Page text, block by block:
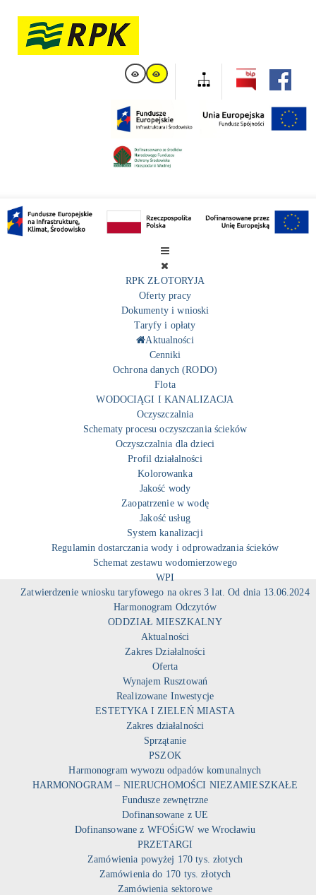
RPK ZŁOTORYJA
Oferty pracy
Dokumenty i wnioski
Taryfy i opłaty
Aktualności
Cenniki
Ochrona danych (RODO)
Flota
WODOCIĄGI I KANALIZACJA
Oczyszczalnia
Schematy procesu oczyszczania ścieków
Oczyszczalnia dla dzieci
Profil działalności
Kolorowanka
Jakość wody
Zaopatrzenie w wodę
Jakość usług
System kanalizacji
Regulamin dostarczania wody i odprowadzania ścieków
Schemat zestawu wodomierzowego
WPI
Zatwierdzenie wniosku taryfowego na okres 3 lat. Od dnia 13.06.2024
Harmonogram Odczytów
ODDZIAŁ MIESZKALNY
Aktualności
Zakres Działalności
Oferta
Wynajem Rusztowań
Realizowane Inwestycje
ESTETYKA I ZIELEŃ MIASTA
Zakres działalności
Sprzątanie
PSZOK
Harmonogram wywozu odpadów komunalnych
HARMONOGRAM – NIERUCHOMOŚCI NIEZAMIESZKAŁE
Fundusze zewnętrzne
Dofinansowane z UE
Dofinansowane z WFOŚiGW we Wrocławiu
PRZETARGI
Zamówienia powyżej 170 tys. złotych
Zamówienia do 170 tys. złotych
Zamówienia sektorowe